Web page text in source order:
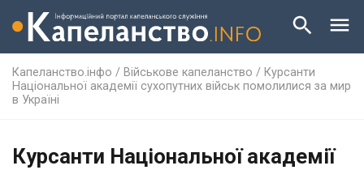
Капеланство.інфо / Військове капеланство / Курсанти
Національної академії сухопутних військ помолилися за мир
в Україні
Курсанти Національної академії